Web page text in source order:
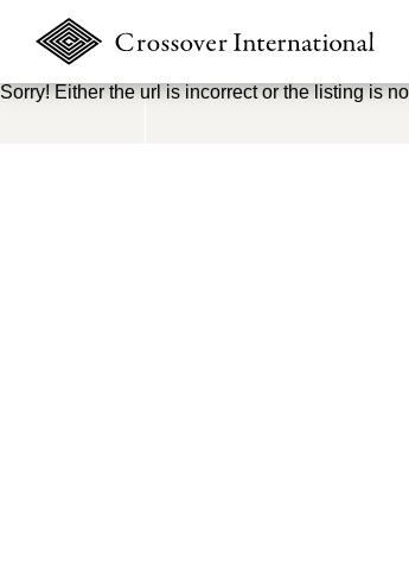
Sorry! Either the url is incorrect or the listing is